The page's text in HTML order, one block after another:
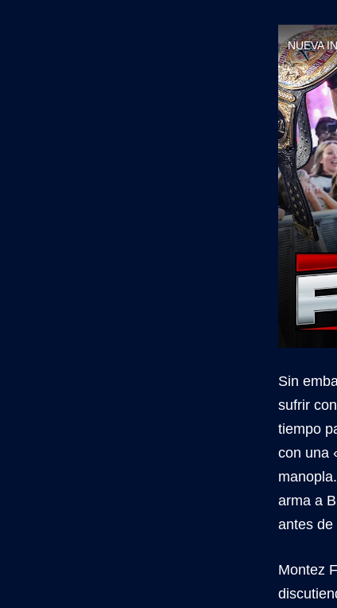
NUEVA
Sin
sufrir
tiempo
con una
arma a
antes de
Montez